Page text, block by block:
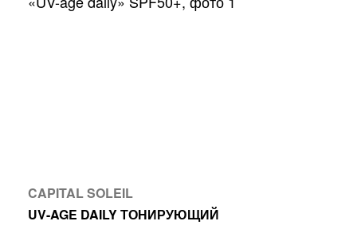
CAPITAL SOLEIL
UV-AGE DAILY ТОНИРУЮЩИЙ